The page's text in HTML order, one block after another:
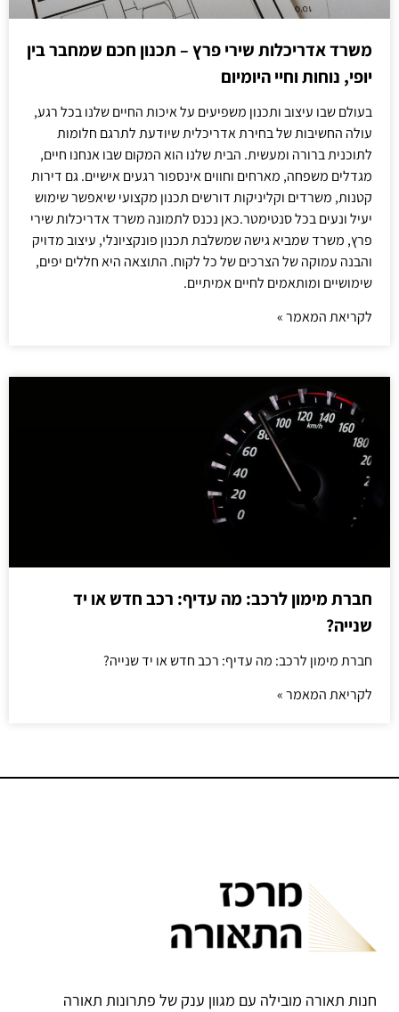
משרד אדריכלות שירי פרץ – תכנון חכם שמחבר בין
יופי, נוחות וחיי היומיום
בעולם שבו עיצוב ותכנון משפיעים על איכות החיים שלנו בכל רגע,
עולה החשיבות של בחירת אדריכלית שיודעת לתרגם חלומות
לתוכנית ברורה ומעשית. הבית שלנו הוא המקום שבו אנחנו חיים,
מגדלים משפחה, מארחים וחווים אינספור רגעים אישיים. גם דירות
קטנות, משרדים וקליניקות דורשים תכנון מקצועי שיאפשר שימוש
יעיל ונעים בכל סנטימטר.כאן נכנס לתמונה משרד אדריכלות שירי
פרץ, משרד שמביא גישה שמשלבת תכנון פונקציונלי, עיצוב מדויק
והבנה עמוקה של הצרכים של כל לקוח. התוצאה היא חללים יפים,
שימושיים ומותאמים לחיים אמיתיים.
לקריאת המאמר »
חברת מימון לרכב: מה עדיף: רכב חדש או יד
שנייה?
חברת מימון לרכב: מה עדיף: רכב חדש או יד שנייה?
לקריאת המאמר »
חנות תאורה מובילה עם מגוון ענק של פתרונות תאורה